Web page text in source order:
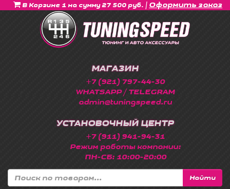
В Корзине 1 на сумму 27 500 руб. | Оформить заказ
МАГАЗИН
+7 (921) 797-44-30
WHATSAPP / TELEGRAM
admin@tuningspeed.ru
УСТАНОВОЧНЫЙ ЦЕНТР
+7 (911) 941-94-31
Режим работы компании:
ПН-СБ: 10:00-20:00
Найти